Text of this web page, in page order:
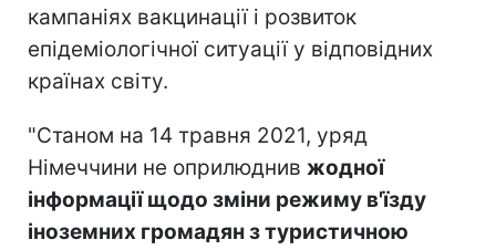
кампаніях вакцинації і розвиток
епідеміологічної ситуації у відповідних
країнах світу.
"Станом на 14 травня 2021, уряд
Німеччини не оприлюднив жодної
інформації щодо зміни режиму в'їзду
іноземних громадян з туристичною